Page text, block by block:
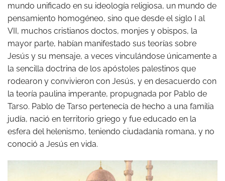
mundo unificado en su ideología religiosa, un mundo de
pensamiento homogéneo, sino que desde el siglo I al
VII, muchos cristianos doctos, monjes y obispos, la
mayor parte, habían manifestado sus teorías sobre
Jesús y su mensaje, a veces vinculándose únicamente a
la sencilla doctrina de los apóstoles palestinos que
rodearon y convivieron con Jesús, y en desacuerdo con
la teoría paulina imperante, propugnada por Pablo de
Tarso. Pablo de Tarso pertenecía de hecho a una familia
judía, nació en territorio griego y fue educado en la
esfera del helenismo, teniendo ciudadanía romana, y no
conoció a Jesús en vida.